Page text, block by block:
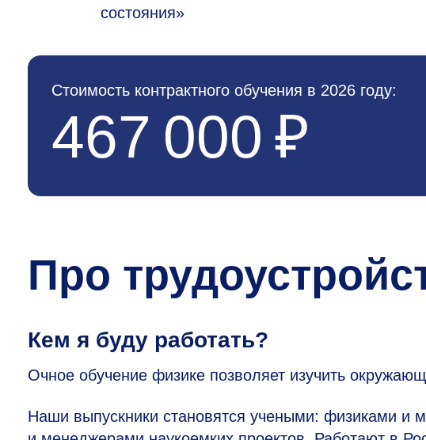
состояния»
Стоимость контрактного обучения в 2026 году:
467 000 ₽
Про
Кем я буду работать?
Очное обучение физике позволяет изучить
Наши выпускники становятся учеными: физиками и